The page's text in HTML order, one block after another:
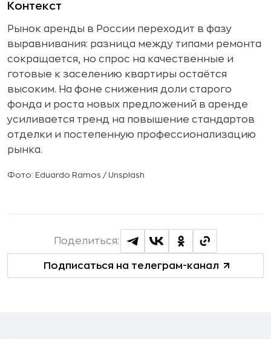
Контекст
Рынок аренды в России переходит в фазу
выравнивания: разница между типами ремонта
сокращается, но спрос на качественные и
готовые к заселению квартиры остаётся
высоким. На фоне снижения доли старого
фонда и роста новых предложений в аренде
усиливается тренд на повышение стандартов
отделки и постепенную профессионализацию
рынка.
Фото: Eduardo Ramos / Unsplash
Подписаться на телеграм-канал
Поделиться: